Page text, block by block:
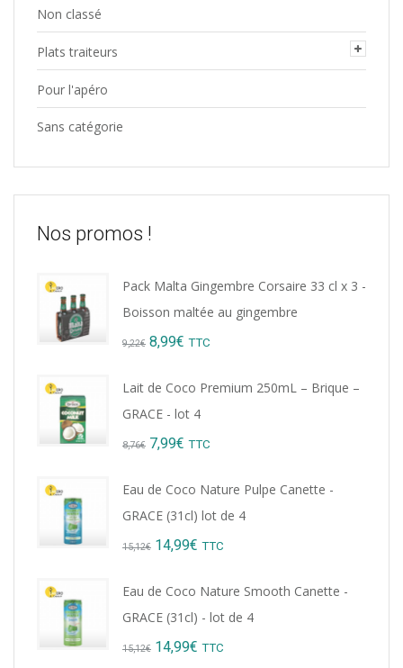
Non classé
Plats traiteurs
Pour l'apéro
Sans catégorie
Nos promos !
Pack Malta Gingembre Corsaire 33 cl x 3 -
Boisson maltée au gingembre
9,22€ Original
8,99€ Current
TTC
Lait de Coco Premium 250mL – Brique –
GRACE - lot 4
8,76€ Original
7,99€ Current
TTC
Eau de Coco Nature Pulpe Canette -
GRACE (31cl) lot de 4
15,12€ Original
14,99€ Current
TTC
Eau de Coco Nature Smooth Canette -
GRACE (31cl) - lot de 4
15,12€ Original
14,99€ Current
TTC